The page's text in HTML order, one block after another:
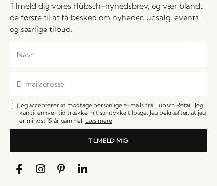
Tilmeld dig vores Hübsch-nyhedsbrev, og vær blandt
de første til at få besked om nyheder, udsalg, events
og særlige tilbud.
Jeg accepterer at modtage personlige e-mails fra Hübsch Retail. Jeg
kan til enhver tid trække mit samtykke tilbage. Jeg bekræfter, at jeg
er mindst 15 år gammel. Læs mere
TILMELD MIG